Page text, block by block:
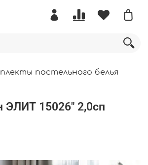
постельного белья
ЭЛИТ 15026" 2,0сп